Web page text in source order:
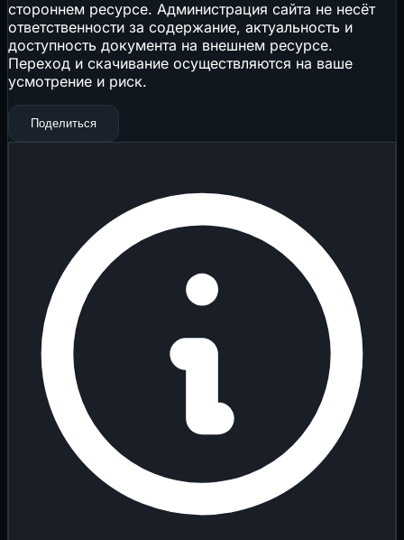
стороннем ресурсе. Администрация сайта не несёт
ответственности за содержание, актуальность и
доступность документа на внешнем ресурсе.
Переход и скачивание осуществляются на ваше
усмотрение и риск.
Поделиться